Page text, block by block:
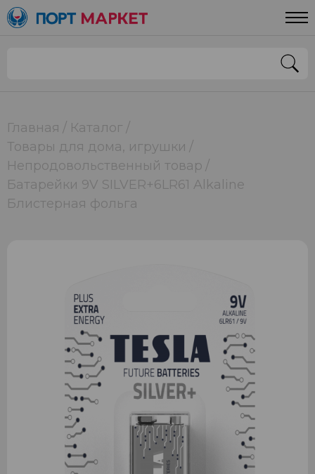
Главная
Каталог
Товары для дома, игрушки
Непродовольственный товар
Батарейки 9V SILVER+6LR61 Alkaline
Блистерная фольга